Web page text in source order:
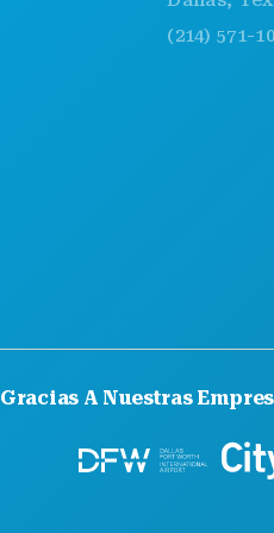
(214) 571-1000
Gracias A Nuestras